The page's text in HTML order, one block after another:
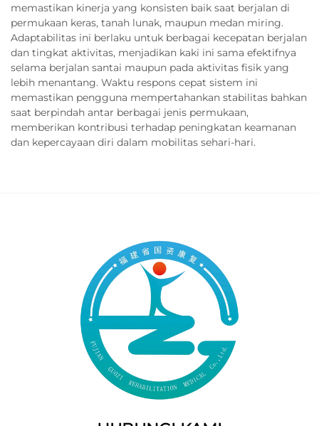
memastikan kinerja yang konsisten baik saat berjalan di
permukaan keras, tanah lunak, maupun medan miring.
Adaptabilitas ini berlaku untuk berbagai kecepatan berjalan
dan tingkat aktivitas, menjadikan kaki ini sama efektifnya
selama berjalan santai maupun pada aktivitas fisik yang
lebih menantang. Waktu respons cepat sistem ini
memastikan pengguna mempertahankan stabilitas bahkan
saat berpindah antar berbagai jenis permukaan,
memberikan kontribusi terhadap peningkatan keamanan
dan kepercayaan diri dalam mobilitas sehari-hari.